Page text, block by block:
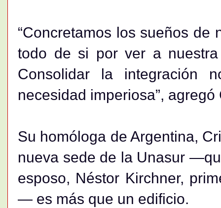
“Concretamos los sueños de
todo de si por ver a
Consolidar la
necesidad imperiosa”,
Su homóloga de Argentina,
nueva sede de la Unasur
esposo, Néstor Kirchner,
— es más que un edificio.